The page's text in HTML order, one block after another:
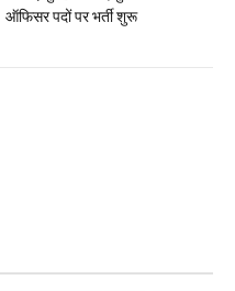
ऑफिसर पदों पर भर्ती शुरू